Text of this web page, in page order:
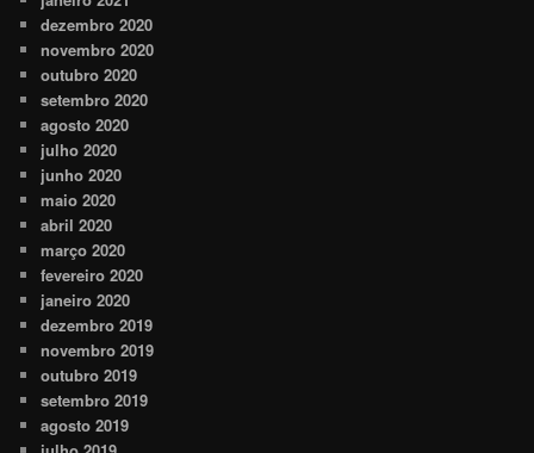
dezembro 2020
novembro 2020
outubro 2020
setembro 2020
agosto 2020
julho 2020
junho 2020
maio 2020
abril 2020
março 2020
fevereiro 2020
janeiro 2020
dezembro 2019
novembro 2019
outubro 2019
setembro 2019
agosto 2019